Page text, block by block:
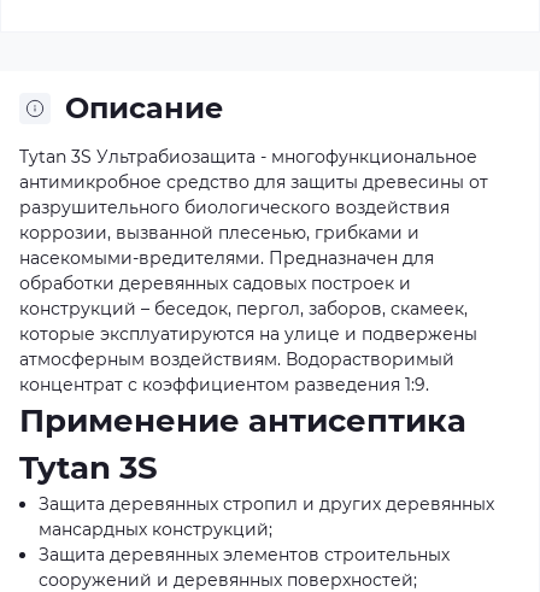
Описание
Tytan 3S Ультрабиозащита - многофункциональное
антимикробное средство для защиты древесины от
разрушительного биологического воздействия
коррозии, вызванной плесенью, грибками и
насекомыми-вредителями. Предназначен для
обработки деревянных садовых построек и
конструкций – беседок, пергол, заборов, скамеек,
которые эксплуатируются на улице и подвержены
атмосферным воздействиям. Водорастворимый
концентрат с коэффициентом разведения 1:9.
Применение антисептика
Tytan 3S
Защита деревянных стропил и других деревянных
мансардных конструкций;
Защита деревянных элементов строительных
сооружений и деревянных поверхностей;